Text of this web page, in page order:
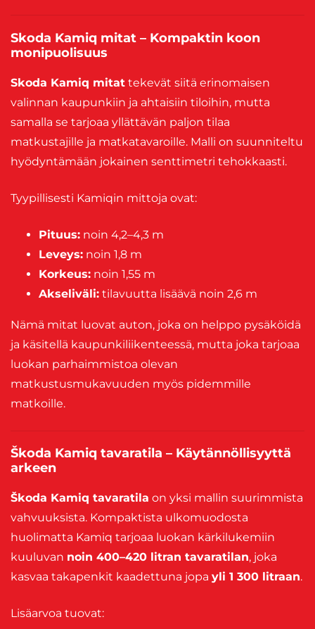
Skoda Kamiq mitat – Kompaktin koon
monipuolisuus
Skoda Kamiq mitat tekevät siitä erinomaisen
valinnan kaupunkiin ja ahtaisiin tiloihin, mutta
samalla se tarjoaa yllättävän paljon tilaa
matkustajille ja matkatavaroille. Malli on suunniteltu
hyödyntämään jokainen senttimetri tehokkaasti.
Tyypillisesti Kamiqin mittoja ovat:
Pituus: noin 4,2–4,3 m
Leveys: noin 1,8 m
Korkeus: noin 1,55 m
Akseliväli: tilavuutta lisäävä noin 2,6 m
Nämä mitat luovat auton, joka on helppo pysäköidä
ja käsitellä kaupunkiliikenteessä, mutta joka tarjoaa
luokan parhaimmistoa olevan
matkustusmukavuuden myös pidemmille
matkoille.
Škoda Kamiq tavaratila – Käytännöllisyyttä
arkeen
Škoda Kamiq tavaratila on yksi mallin suurimmista
vahvuuksista. Kompaktista ulkomuodosta
huolimatta Kamiq tarjoaa luokan kärkilukemiin
kuuluvan noin 400–420 litran tavaratilan, joka
kasvaa takapenkit kaadettuna jopa yli 1 300 litraan.
Lisäarvoa tuovat: